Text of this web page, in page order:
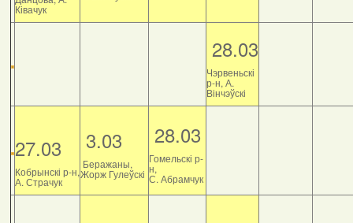
Ківачук
28.03
Чэрвеньскі
р-н, А.
Вінчэўскі
27.03
Кобрынскі р-н,
А. Страчук
3.03
Беражаны,
Жорж Гулеўскі
28.03
Гомельскі р-
н,
С. Абрамчук